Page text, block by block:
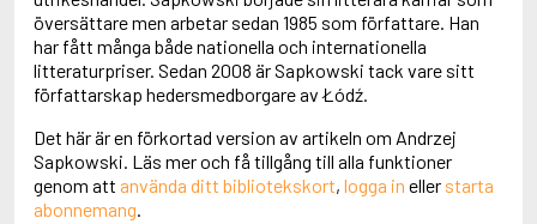
Abulhawa, Susan
Aburas, Lone
Achebe, Chinua
Achmatova, Anna
Ackebo, Lena
Acker, Kathy
Ackroyd, Peter
Adam de la Halle
översättare men arbetar sedan 1985 som författare. Han
har fått många både nationella och internationella
litteraturpriser. Sedan 2008 är Sapkowski tack vare sitt
författarskap hedersmedborgare av Łódź.
Det här är en förkortad version av artikeln om Andrzej
Sapkowski. Läs mer och få tillgång till alla funktioner
genom att använda ditt bibliotekskort, logga in eller starta
abonnemang.